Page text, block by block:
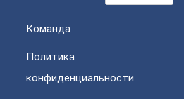
Команда
Политика
конфиденциальности